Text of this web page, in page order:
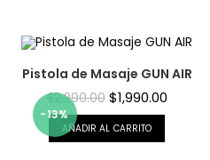
-13%
Pistola de Masaje GUN AIR
$2,290.00 $1,990.00
AÑADIR AL CARRITO